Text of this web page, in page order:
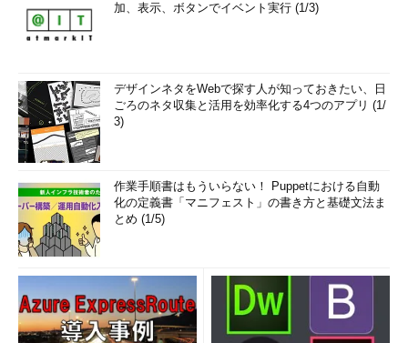
加、表示、ボタンでイベント実行 (1/3)
デザインネタをWebで探す人が知っておきたい、日
ごろのネタ収集と活用を効率化する4つのアプリ (1/
3)
作業手順書はもういらない！ Puppetにおける自動
化の定義書「マニフェスト」の書き方と基礎文法ま
とめ (1/5)